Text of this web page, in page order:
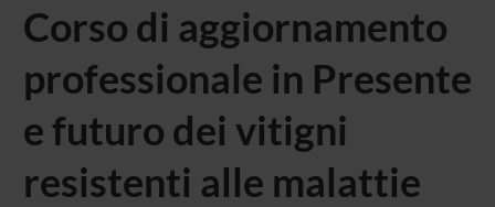
Corso di aggiornamento
professionale in Presente
e futuro dei vitigni
resistenti alle malattie